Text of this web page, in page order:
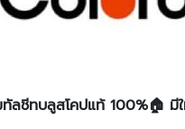
ทัลชีทบลูสโคปแท้ 100%🏠 มี